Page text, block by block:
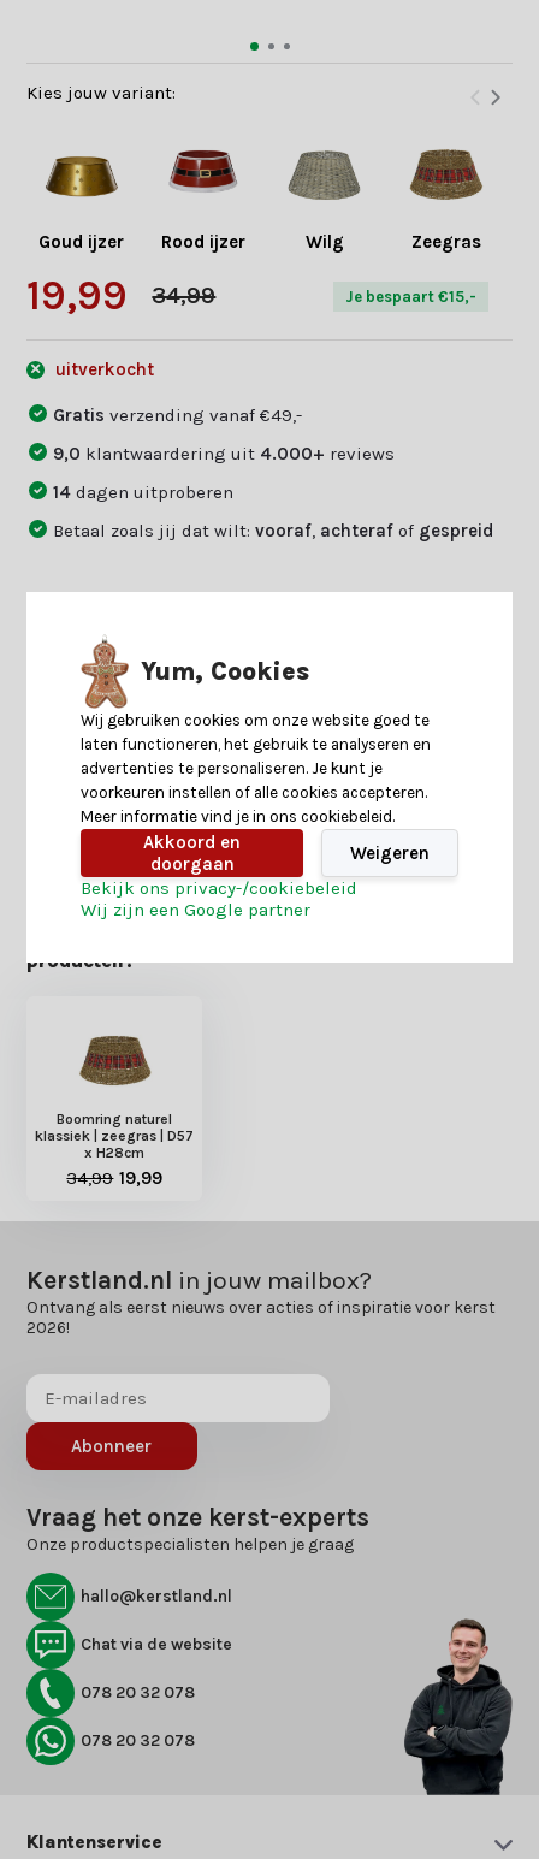
Kies jouw variant:
Goud ijzer Rood ijzer Wilg Zeegras
19,99 34,99 Je bespaart €15,-
uitverkocht
Gratisverzending vanaf €49,-
9,0 klantwaardering uit 4.000+ reviews
14dagen uitproberen
Betaal zoals jij dat wilt:vooraf achteraf of gespreid
Productomschrijving
Specificaties
Reviews
producten?
Boomring naturel
klassiek | zeegras | D57
x H28cm
34,99 19,99
Kerstland.nl in jouw mailbox?
Ontvang als eerst nieuws over acties of inspiratie voor kerst
2026!
Abonneer
Vraag het onze kerst-experts
Onze productspecialisten helpen je graag
hallo@kerstland.nl
Chat via de website
078 20 32 078
078 20 32 078
Klantenservice
Yum, Cookies
Wij gebruiken cookies om onze website goed te
laten functioneren, het gebruik te analyseren en
advertenties te personaliseren. Je kunt je
voorkeuren instellen of alle cookies accepteren.
Meer informatie vind je in ons cookiebeleid.
Akkoord en
doorgaan
Weigeren
Bekijk ons privacy-/cookiebeleid
Wij zijn een Google partner